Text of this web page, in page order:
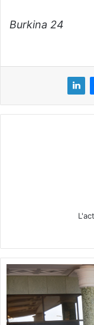
Burkina 24
M
c
h
e